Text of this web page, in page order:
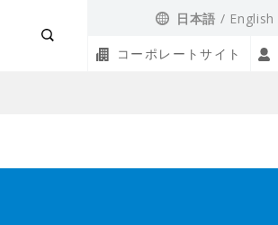
日本語 English
コーポレートサイト